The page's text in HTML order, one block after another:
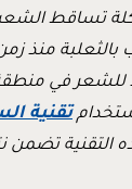
تساقط الشعر
منذ
في
تقنية
تضمن